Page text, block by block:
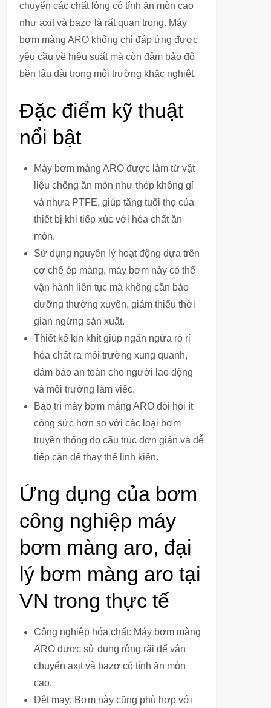
chuyển các chất lỏng có tính ăn mòn cao
như axit và bazơ là rất quan trọng. Máy
bơm màng ARO không chỉ đáp ứng được
yêu cầu về hiệu suất mà còn đảm bảo độ
bền lâu dài trong môi trường khắc nghiệt.
Đặc điểm kỹ thuật
nổi bật
Máy bơm màng ARO được làm từ vật
liệu chống ăn mòn như thép không gỉ
và nhựa PTFE, giúp tăng tuổi thọ của
thiết bị khi tiếp xúc với hóa chất ăn
mòn.
Sử dụng nguyên lý hoạt động dựa trên
cơ chế ép màng, máy bơm này có thể
vận hành liên tục mà không cần bảo
dưỡng thường xuyên, giảm thiểu thời
gian ngừng sản xuất.
Thiết kế kín khít giúp ngăn ngừa rò rỉ
hóa chất ra môi trường xung quanh,
đảm bảo an toàn cho người lao động
và môi trường làm việc.
Bảo trì máy bơm màng ARO đòi hỏi ít
công sức hơn so với các loại bơm
truyền thống do cấu trúc đơn giản và dễ
tiếp cận để thay thế linh kiện.
Ứng dụng của bơm
công nghiệp máy
bơm màng aro, đại
lý bơm màng aro tại
VN trong thực tế
Công nghiệp hóa chất: Máy bơm màng
ARO được sử dụng rộng rãi để vận
chuyển axit và bazơ có tính ăn mòn
cao.
Dệt may: Bơm này cũng phù hợp với